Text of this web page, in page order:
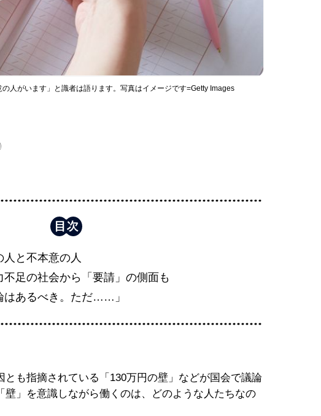
の人がいます」と識者は語ります。写真はイメージです=Getty Images
人と不本意の人
不足の社会から「要請」の側面も
はあるべき。ただ……」
も指摘されている「130万円の壁」などが国会で議論
壁」を意識しながら働くのは、どのような人たちなの